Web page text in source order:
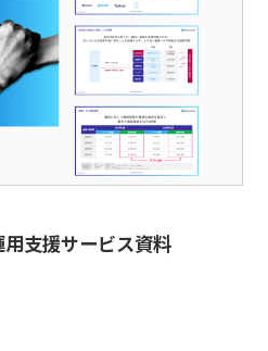
支援サービス資料